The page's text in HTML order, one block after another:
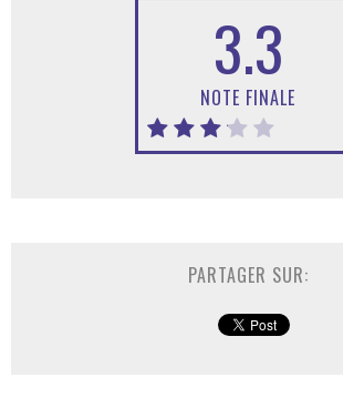
3.3
NOTE FINALE
PARTAGER SUR: